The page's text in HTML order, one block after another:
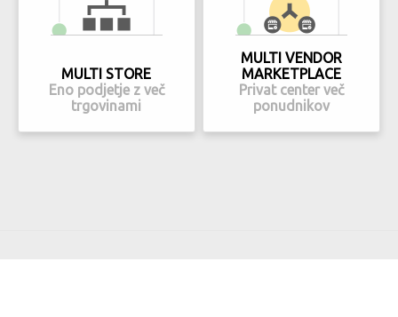
MULTI STORE
Eno podjetje z več
trgovinami
MULTI VENDOR
MARKETPLACE
Privat center več
ponudnikov